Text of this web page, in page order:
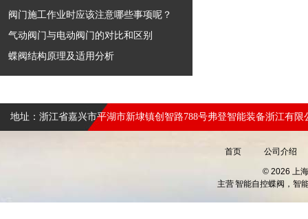
阀门施工作业时应该注意哪些事项呢？
气动阀门与电动阀门的对比和区别
蝶阀结构原理及适用分析
地址：浙江省嘉兴市平湖市新埭镇创智路788号弗登智能装备浙江有限
首页 公司介绍
© 2026 上
主营智能自控蝶阀，智